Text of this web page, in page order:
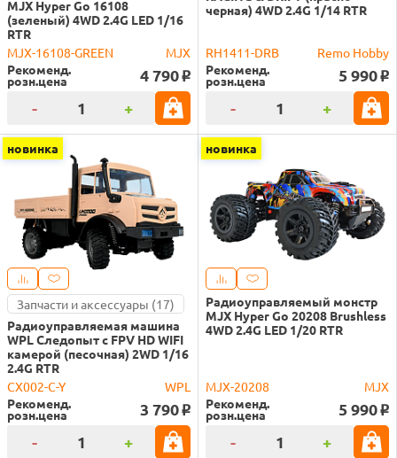
MJX Hyper Go 16108
(зеленый) 4WD 2.4G LED 1/16
RTR
MJX-16108-GREEN
MJX
Рекоменд.
розн.цена 4 790 o
- +
черная) 4WD 2.4G 1/14 RTR
RH1411-DRB
Remo Hobby
Рекоменд.
розн.цена 5 990 o
- +
новинка
Запчасти и аксессуары (17)
Радиоуправляемая машина
WPL Следопыт с FPV HD WIFI
камерой (песочная) 2WD 1/16
2.4G RTR
CX002-C-Y
WPL
Рекоменд.
розн.цена 3 790 o
- +
новинка
Радиоуправляемый монстр
MJX Hyper Go 20208 Brushless
4WD 2.4G LED 1/20 RTR
MJX-20208
MJX
Рекоменд.
розн.цена 5 990 o
- +